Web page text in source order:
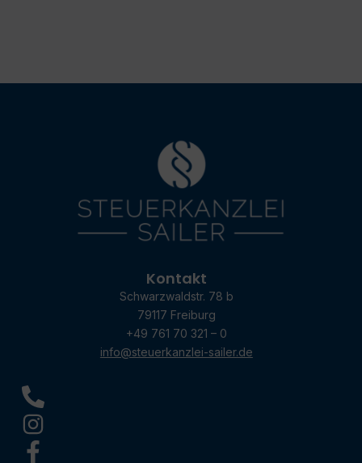
Kontakt
Schwarzwaldstr. 78 b
79117 Freiburg
+49 761 70 321 – 0
info@steuerkanzlei-sailer.de